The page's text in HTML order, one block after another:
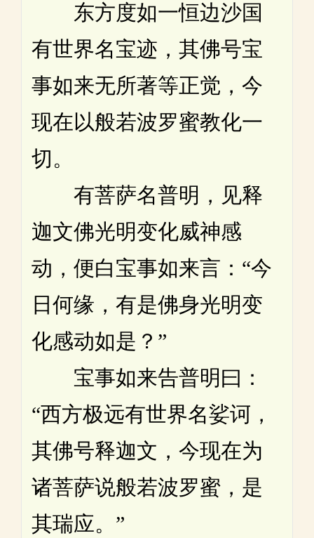
东方度如一恒边沙国
有世界名宝迹，其佛号宝
事如来无所著等正觉，今
现在以般若波罗蜜教化一
切。
有菩萨名普明，见释
迦文佛光明变化威神感
动，便白宝事如来言：“今
日何缘，有是佛身光明变
化感动如是？”
宝事如来告普明曰：
“西方极远有世界名娑诃，
其佛号释迦文，今现在为
诸菩萨说般若波罗蜜，是
其瑞应。”